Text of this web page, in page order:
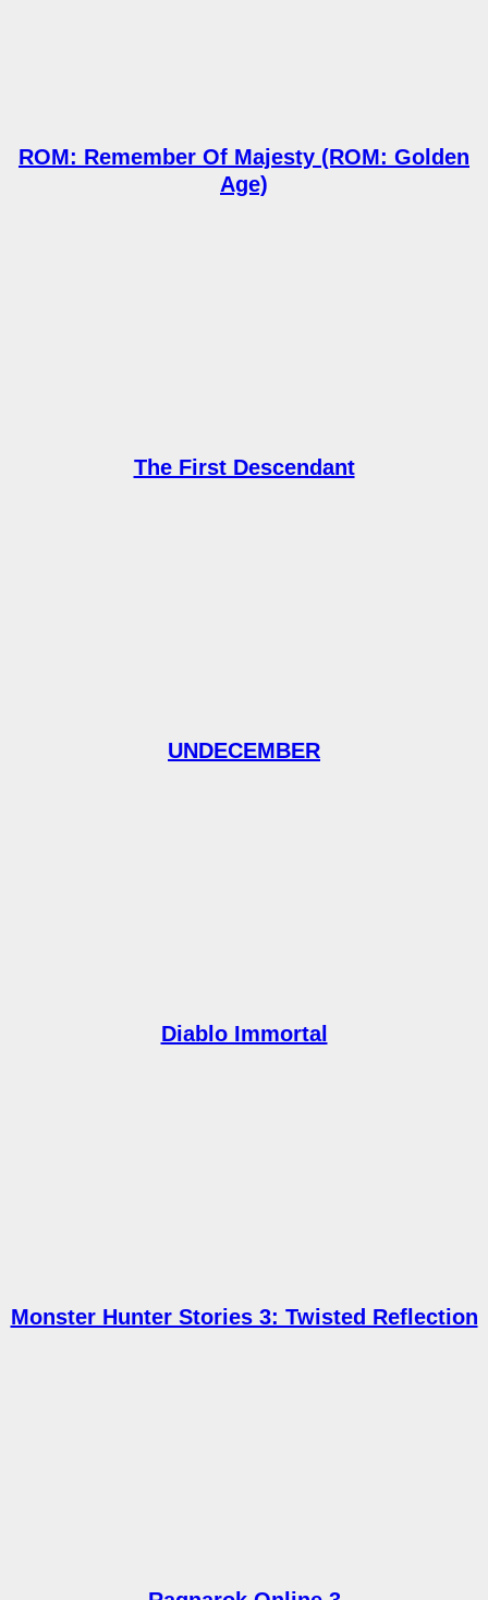
ROM: Remember Of Majesty (ROM: Golden
Age)
The First Descendant
UNDECEMBER
Diablo Immortal
Monster Hunter Stories 3: Twisted Reflection